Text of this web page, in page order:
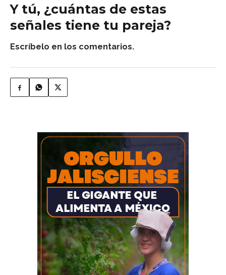
Y tú, ¿cuántas de estas
señales tiene tu pareja?
Escríbelo en los comentarios.